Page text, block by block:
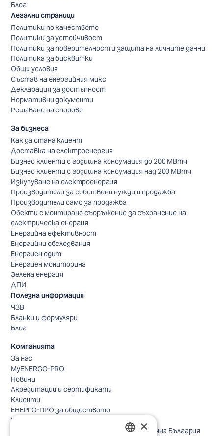
Блог
Легални страници
Политики по качеството
Политики за устойчивост
Политики за поверителност и защита на личните данни
Политика за бисквитки
Общи условия
Състав на енергийния микс
Декларация за достъпност
Нормативни документи
Решаване на спорове
За бизнеса
Как да стана клиент
Доставка на електроенергия
Бизнес клиенти с годишна консумация до 200 МВтч
Бизнес клиенти с годишна консумация над 200 МВтч
Изкупуване на електроенергия
Производители за собствени нужди и продажба
Производители само за продажба
Обекти с монтирано съоръжение за съхранение на
електрическа енергия
Енергийна ефективност
Енергийни обследвания
Енергиен одит
Енергиен мониторинг
Зелена енергия
ДПИ
Полезна информация
ЧЗВ
Бланки и формуляри
Блог
Компанията
За нас
MyENERGO-PRO
Новини
Акредитации и сертификати
Клиенти
ЕНЕРГО-ПРО за обществото
Реализирани проекти
Безопасно небе за птиците в Североизточна България
×